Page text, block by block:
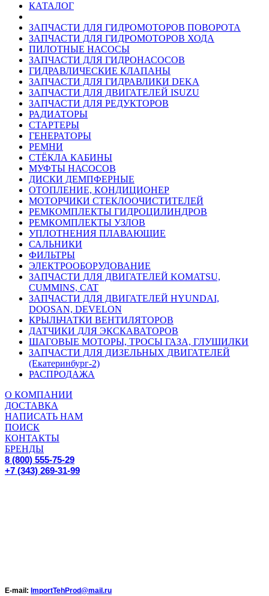
КАТАЛОГ
ЗАПЧАСТИ ДЛЯ ГИДРОМОТОРОВ ПОВОРОТА
ЗАПЧАСТИ ДЛЯ ГИДРОМОТОРОВ ХОДА
ПИЛОТНЫЕ НАСОСЫ
ЗАПЧАСТИ ДЛЯ ГИДРОНАСОСОВ
ГИДРАВЛИЧЕСКИЕ КЛАПАНЫ
ЗАПЧАСТИ ДЛЯ ГИДРАВЛИКИ DEKA
ЗАПЧАСТИ ДЛЯ ДВИГАТЕЛЕЙ ISUZU
ЗАПЧАСТИ ДЛЯ РЕДУКТОРОВ
РАДИАТОРЫ
СТАРТЕРЫ
ГЕНЕРАТОРЫ
РЕМНИ
СТЁКЛА КАБИНЫ
МУФТЫ НАСОСОВ
ДИСКИ ДЕМПФЕРНЫЕ
ОТОПЛЕНИЕ, КОНДИЦИОНЕР
МОТОРЧИКИ СТЕКЛООЧИСТИТЕЛЕЙ
РЕМКОМПЛЕКТЫ ГИДРОЦИЛИНДРОВ
РЕМКОМПЛЕКТЫ УЗЛОВ
УПЛОТНЕНИЯ ПЛАВАЮЩИЕ
САЛЬНИКИ
ФИЛЬТРЫ
ЭЛЕКТРООБОРУДОВАНИЕ
ЗАПЧАСТИ ДЛЯ ДВИГАТЕЛЕЙ KOMATSU,
CUMMINS, CAT
ЗАПЧАСТИ ДЛЯ ДВИГАТЕЛЕЙ HYUNDAI,
DOOSAN, DEVELON
КРЫЛЬЧАТКИ ВЕНТИЛЯТОРОВ
ДАТЧИКИ ДЛЯ ЭКСКАВАТОРОВ
ШАГОВЫЕ МОТОРЫ, ТРОСЫ ГАЗА, ГЛУШИЛКИ
ЗАПЧАСТИ ДЛЯ ДИЗЕЛЬНЫХ ДВИГАТЕЛЕЙ
(Екатеринбург-2)
РАСПРОДАЖА
О КОМПАНИИ
ДОСТАВКА
НАПИСАТЬ НАМ
ПОИСК
КОНТАКТЫ
БРЕНДЫ
8 (800) 555-75-29
+7 (343) 269-31-99
E-mail: ImportTehProd@mail.ru